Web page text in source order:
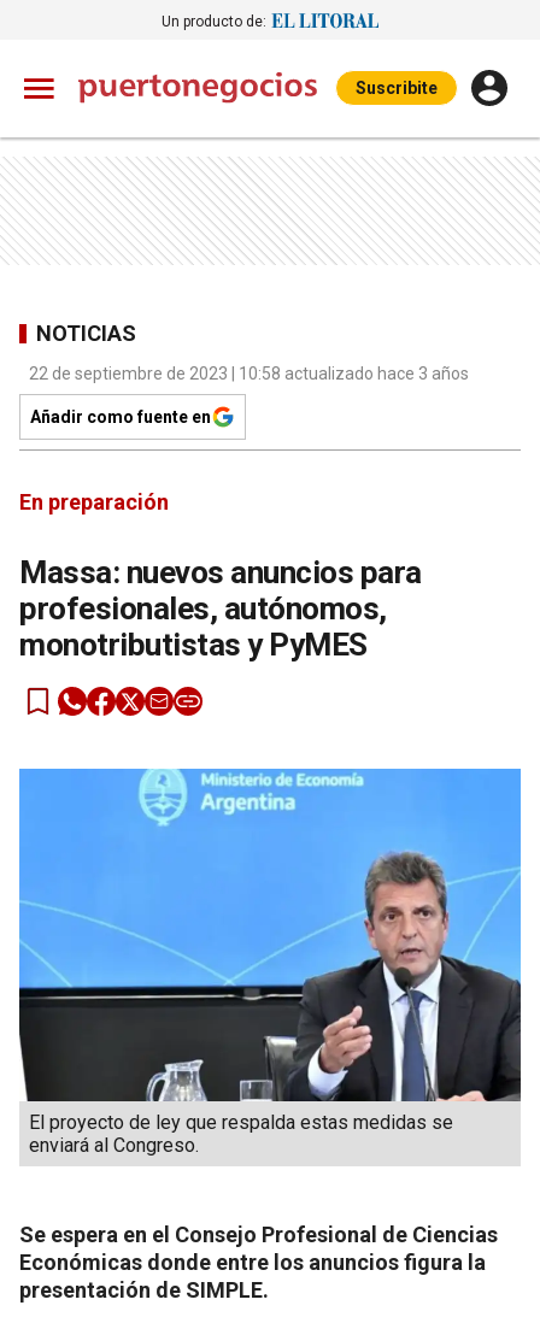
Un producto de:
Suscribite
NOTICIAS
22 de septiembre de 2023 | 10:58 actualizado hace 3 años
Añadir como fuente en
En preparación
Massa: nuevos anuncios para
profesionales, autónomos,
monotributistas y PyMES
El proyecto de ley que respalda estas medidas se
enviará al Congreso.
Se espera en el Consejo Profesional de Ciencias
Económicas donde entre los anuncios figura la
presentación de SIMPLE.